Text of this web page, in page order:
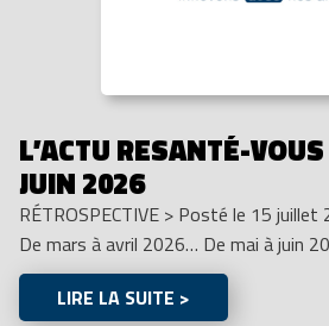
L’ACTU RESANTÉ-
JUIN 2026
RÉTROSPECTIVE > Posté le 15 juillet
De mars à avril 2026… De mai à juin
LIRE LA SUITE >